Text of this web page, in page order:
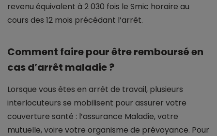
revenu équivalent à 2 030 fois le Smic horaire au
cours des 12 mois précédant l’arrêt.
Comment faire pour être remboursé en
cas d’arrêt maladie ?
Lorsque vous êtes en arrêt de travail, plusieurs
interlocuteurs se mobilisent pour assurer votre
couverture santé : l’assurance Maladie, votre
mutuelle, voire votre organisme de prévoyance. Pour